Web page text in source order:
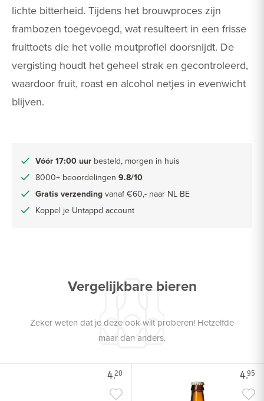
lichte bitterheid. Tijdens het brouwproces zijn
frambozen toegevoegd, wat resulteert in een frisse
fruittoets die het volle moutprofiel doorsnijdt. De
vergisting houdt het geheel strak en gecontroleerd,
waardoor fruit, roast en alcohol netjes in evenwicht
blijven.
Vóór 17:00 uur besteld, morgen in huis
8000+ beoordelingen 9.8/10
Gratis verzending vanaf €60,- naar NL BE
Koppel je Untappd account
Vergelijkbare bieren
Zeker weten dat je deze ook wilt proberen! Hetzelfde
maar dan anders.
4.20 4.95